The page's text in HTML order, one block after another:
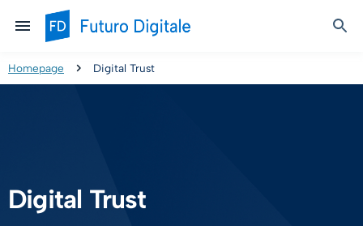
Homepage Digital Trust
Digital Trust